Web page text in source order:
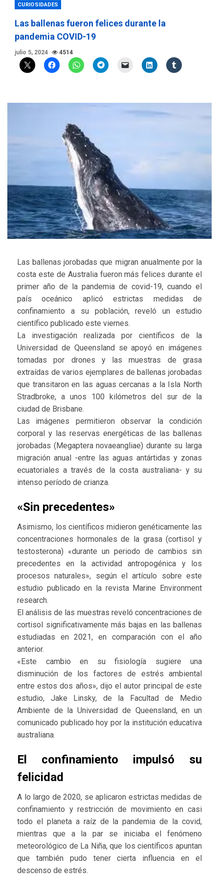
CURIOSIDADES
Las ballenas fueron felices durante la
pandemia COVID-19
julio 5, 2024 4514
Las ballenas jorobadas que migran anualmente por la
costa este de Australia fueron más felices durante el
primer año de la pandemia de covid-19, cuando el
país oceánico aplicó estrictas medidas de
confinamiento a su población, reveló un estudio
científico publicado este viernes.
La investigación realizada por científicos de la
Universidad de Queensland se apoyó en imágenes
tomadas por drones y las muestras de grasa
extraídas de varios ejemplares de ballenas jorobadas
que transitaron en las aguas cercanas a la Isla North
Stradbroke, a unos 100 kilómetros del sur de la
ciudad de Brisbane.
Las imágenes permitieron observar la condición
corporal y las reservas energéticas de las ballenas
jorobadas (Megaptera novaeangliae) durante su larga
migración anual -entre las aguas antártidas y zonas
ecuatoriales a través de la costa australiana- y su
intenso período de crianza.
«Sin precedentes»
Asimismo, los científicos midieron genéticamente las
concentraciones hormonales de la grasa (cortisol y
testosterona) «durante un periodo de cambios sin
precedentes en la actividad antropogénica y los
procesos naturales», según el artículo sobre este
estudio publicado en la revista Marine Environment
research.
El análisis de las muestras reveló concentraciones de
cortisol significativamente más bajas en las ballenas
estudiadas en 2021, en comparación con el año
anterior.
«Este cambio en su fisiología sugiere una
disminución de los factores de estrés ambiental
entre estos dos años», dijo el autor principal de este
estudio, Jake Linsky, de la Facultad de Medio
Ambiente de la Universidad de Queensland, en un
comunicado publicado hoy por la institución educativa
australiana.
El confinamiento impulsó su
felicidad
A lo largo de 2020, se aplicaron estrictas medidas de
confinamiento y restricción de movimiento en casi
todo el planeta a raíz de la pandemia de la covid,
mientras que a la par se iniciaba el fenómeno
meteorológico de La Niña, que los científicos apuntan
que también pudo tener cierta influencia en el
descenso de estrés.